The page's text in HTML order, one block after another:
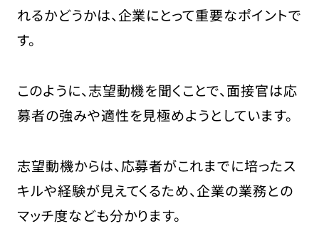
れるかどうかは、企業にとって重要なポイントで
す。
このように、志望動機を聞くことで、面接官は応
募者の強みや適性を見極めようとしています。
志望動機からは、応募者がこれまでに培ったス
キルや経験が見えてくるため、企業の業務との
マッチ度なども分かります。